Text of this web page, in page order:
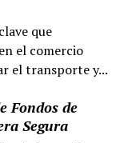
que
el comercio
el transporte y...
Fondos de
Segura